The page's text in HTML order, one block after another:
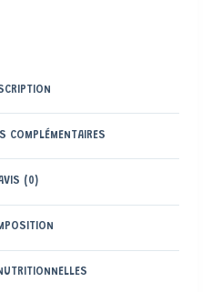
COMPLÉMENTAIRES
(0)